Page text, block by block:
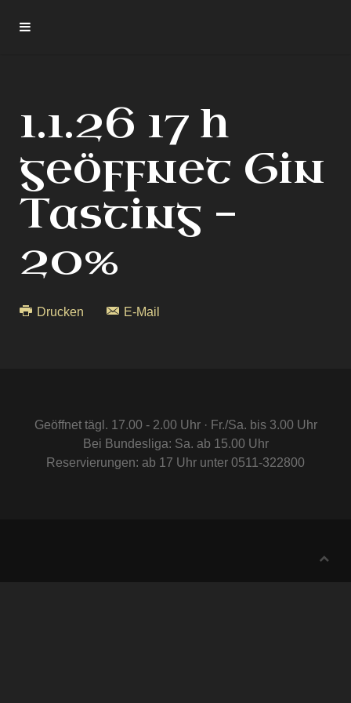
1.1.26 17 h
geöffnet Gin
Tasting -
20%
Drucken E-Mail
Geöffnet tägl. 17.00 - 2.00 Uhr · Fr./Sa. bis 3.00 Uhr
Bei Bundesliga: Sa. ab 15.00 Uhr
Reservierungen: ab 17 Uhr unter 0511-322800